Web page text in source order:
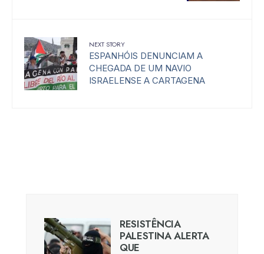
NEXT STORY
ESPANHÓIS DENUNCIAM A
CHEGADA DE UM NAVIO
ISRAELENSE A CARTAGENA
RESISTÊNCIA
PALESTINA ALERTA
QUE